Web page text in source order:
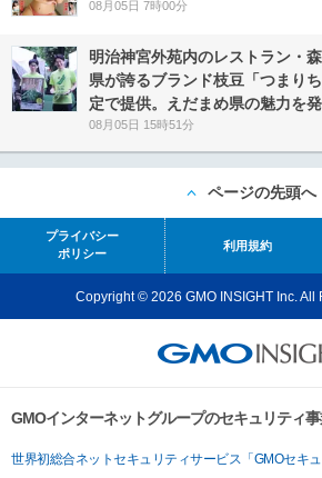
08月05日 7時00分
明治神宮外苑内のレストラン・
県が誇るブランド枝豆「つまり
定で提供。えだまめ県の魅力を
08月05日 15時51分
ページの先頭へ
プライバシー
ポリシー
利用規約
Copyright © 2026 GMO INSIGHT Inc. All
GMOインターネットグループのセキュリティ
世界初総合ネットセキュリティサービス「GMOセキュ